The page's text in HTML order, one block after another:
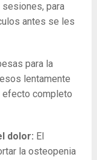
para
antes se les
para la
lentamente
efecto completo
dolor: El
la osteopenia